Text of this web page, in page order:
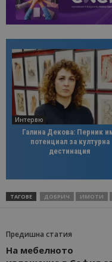
Интервю
Галина Декова: Перник
потенциал за културна
дестинация
ТАГОВЕ ДОБРИЧ ИМОТИ
Предишна статия
На мебелното